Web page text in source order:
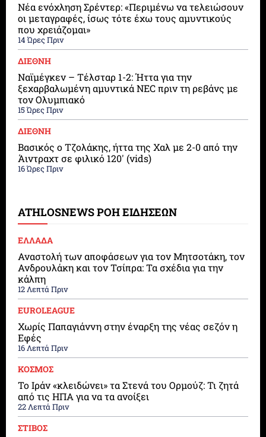
Νέα ενόχληση Σρέντερ: «Περιμένω να τελειώσουν
οι μεταγραφές, ίσως τότε έχω τους αμυντικούς
που χρειάζομαι»
14 Ώρες Πριν
ΔΙΕΘΝΗ
Ναϊμέγκεν – Τέλσταρ 1-2: Ήττα για την
ξεχαρβαλωμένη αμυντικά NEC πριν τη ρεβάνς με
τον Ολυμπιακό
15 Ώρες Πριν
ΔΙΕΘΝΗ
Βασικός ο Τζολάκης, ήττα της Χαλ με 2-0 από την
Άιντραχτ σε φιλικό 120′ (vids)
16 Ώρες Πριν
ATHLOSNEWS ΡΟΗ ΕΙΔΗΣΕΩΝ
ΕΛΛΑΔΑ
Αναστολή των αποφάσεων για τον Μητσοτάκη, τον
Ανδρουλάκη και τον Τσίπρα: Τα σχέδια για την
κάλπη
12 Λεπτά Πριν
EUROLEAGUE
Χωρίς Παπαγιάννη στην έναρξη της νέας σεζόν η
Εφές
16 Λεπτά Πριν
ΚΟΣΜΟΣ
Το Ιράν «κλειδώνει» τα Στενά του Ορμούζ: Τι ζητά
από τις ΗΠΑ για να τα ανοίξει
22 Λεπτά Πριν
ΣΤΙΒΟΣ